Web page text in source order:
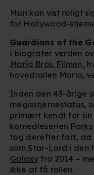
Man kan vist roligt
for Hollywood-
Guardians of the
i biografer verden
Mario Bros. Filmen,
hovedrollen Mario,
Inden den 43-årige
megastjernestatus,
primært kendt for sin
komedieserien
tog derefter fart, da
som Star-Lord i den
Galaxyfra 2014 –
ikke at få rollen.